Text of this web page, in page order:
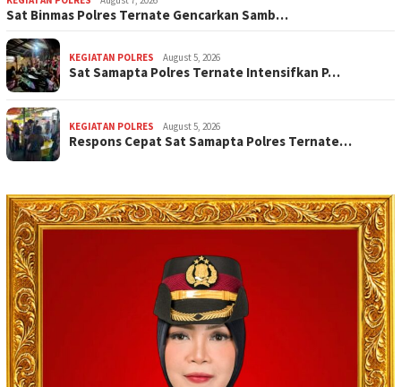
Sat Binmas Polres Ternate Gencarkan Samb…
KEGIATAN POLRES August 5, 2026
Sat Samapta Polres Ternate Intensifkan P…
KEGIATAN POLRES August 5, 2026
Respons Cepat Sat Samapta Polres Ternate…